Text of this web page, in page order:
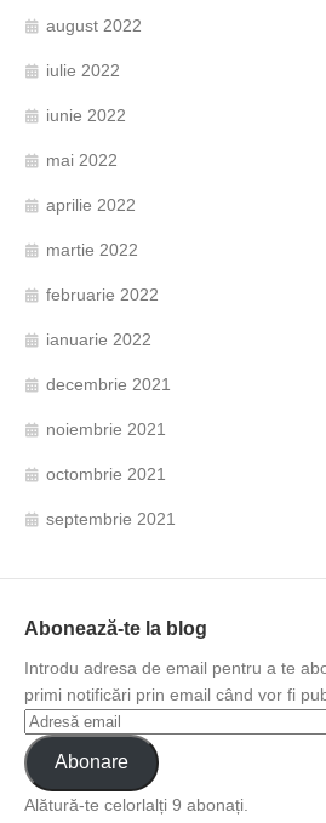
august 2022
iulie 2022
iunie 2022
mai 2022
aprilie 2022
martie 2022
februarie 2022
ianuarie 2022
decembrie 2021
noiembrie 2021
octombrie 2021
septembrie 2021
Abonează-te la blog
Introdu adresa de email pentru a te
primi notificări prin email când vor fi
Abonare
Alătură-te celorlalți 9 abonați.